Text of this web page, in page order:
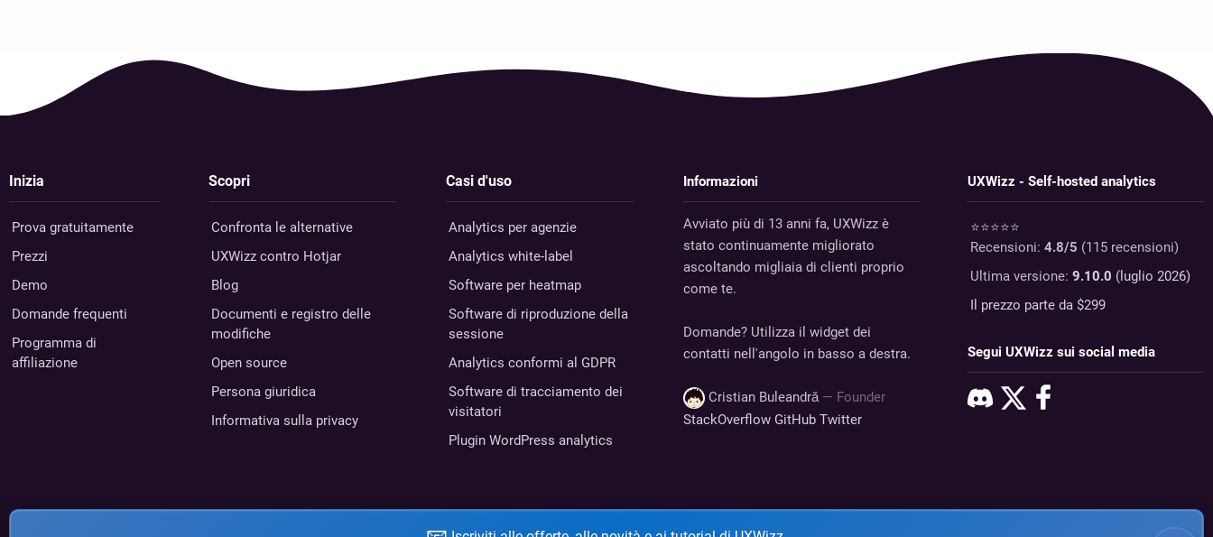
Inizia
Prova gratuitamente
Prezzi
Demo
Domande frequenti
Programma di
affiliazione
Scopri
Confronta le alternative
UXWizz contro Hotjar
Blog
Documenti e registro delle
modifiche
Open source
Persona giuridica
Informativa sulla privacy
Casi d'uso
Analytics per agenzie
Analytics white-label
Software per heatmap
Software di riproduzione della
sessione
Analytics conformi al GDPR
Software di tracciamento dei
visitatori
Plugin WordPress analytics
Informazioni
Avviato più di 13 anni fa, UXWizz è
stato continuamente migliorato
ascoltando migliaia di clienti proprio
come te.
Domande? Utilizza il widget dei
contatti nell'angolo in basso a destra.
Cristian Buleandră — Founder
StackOverflow GitHub Twitter
UXWizz - Self-hosted analytics
⭐⭐⭐⭐⭐
Recensioni:4.8/5 (115 recensioni)
Ultima versione:9.10.0 (luglio 2026)
Il prezzo parte da $299
Segui UXWizz sui social media